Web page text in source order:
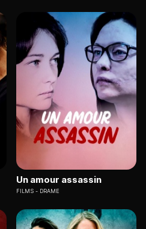
Un amour assassin
FILMS DRAME